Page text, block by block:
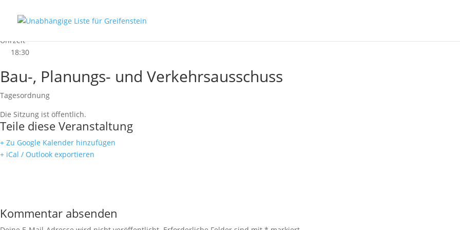
02.12.2026
Uhrzeit
18:30
Bau-, Planungs- und Verkehrsausschuss
Tagesordnung
Die Sitzung ist öffentlich.
Teile diese Veranstaltung
+ Zu Google Kalender hinzufügen
+ iCal / Outlook exportieren
Kommentar absenden